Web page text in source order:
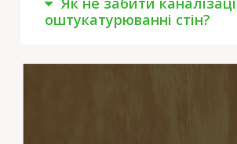
оштукатурюванні стін?